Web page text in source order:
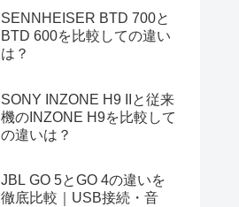
SENNHEISER BTD 700と
BTD 600を比較しての違い
は？
SONY INZONE H9 IIと従来
機のINZONE H9を比較して
の違いは？
JBL GO 5とGO 4の違いを
徹底比較｜USB接続・音